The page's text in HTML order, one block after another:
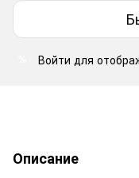
Войти для
Описание